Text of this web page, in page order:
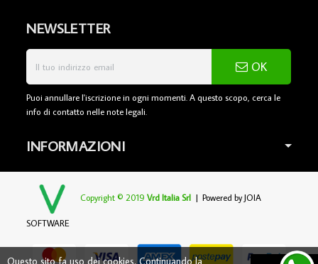
NEWSLETTER
OK
Puoi annullare l'iscrizione in ogni momenti. A questo scopo, cerca le
info di contatto nelle note legali.
INFORMAZIONI
Copyright © 2019Vrd Italia Srl | Powered byJOIA
SOFTWARE
Questo sito fa uso dei cookies. Continuando la